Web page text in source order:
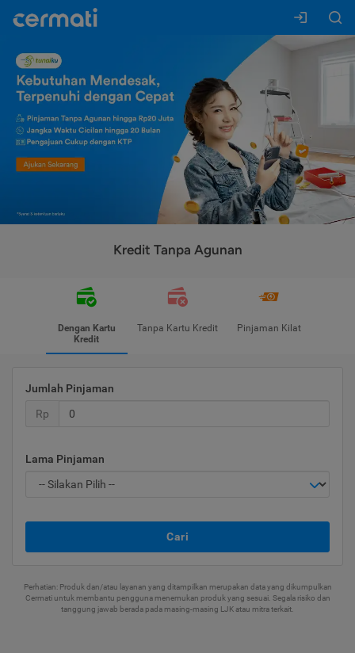
Kredit Tanpa Agunan
Dengan Kartu
Kredit
Tanpa Kartu Kredit Pinjaman Kilat
Jumlah Pinjaman
Rp
Lama Pinjaman
Cari
Perhatian: Produk dan/atau layanan yang ditampilkan merupakan data yang dikumpulkan
Cermati untuk membantu pengguna menemukan produk yang sesuai. Segala risiko dan
tanggung jawab berada pada masing-masing LJK atau mitra terkait.